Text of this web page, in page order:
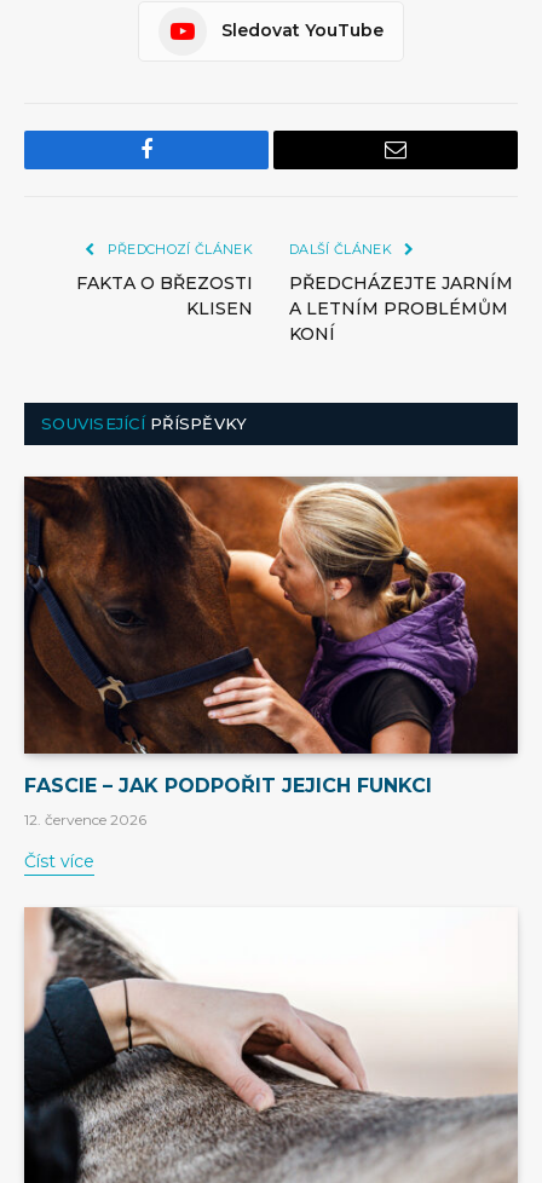
Sledovat YouTube
Facebook Email
PŘEDCHOZÍ ČLÁNEK
FAKTA O BŘEZOSTI
KLISEN
DALŠÍ ČLÁNEK
PŘEDCHÁZEJTE JARNÍM
A LETNÍM PROBLÉMŮM
KONÍ
SOUVISEJÍCÍPŘÍSPĚVKY
FASCIE – JAK PODPOŘIT JEJICH FUNKCI
12. července 2026
Číst více